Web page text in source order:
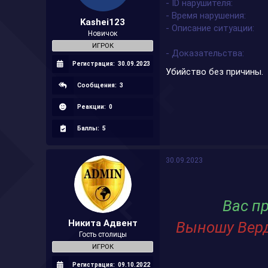
а
Kashei123
Новичок
ИГРОК
Регистрация: 30.09.2023
Сообщения: 3
Реакции: 0
Баллы: 5
- ID нарушителя
- Время нарушения
- Описание ситуации
- Доказательства
Убийство без причины.
Никита Адвент
Гость столицы
ИГРОК
Регистрация: 09.10.2022
30.09.2023
Вас
Выношу